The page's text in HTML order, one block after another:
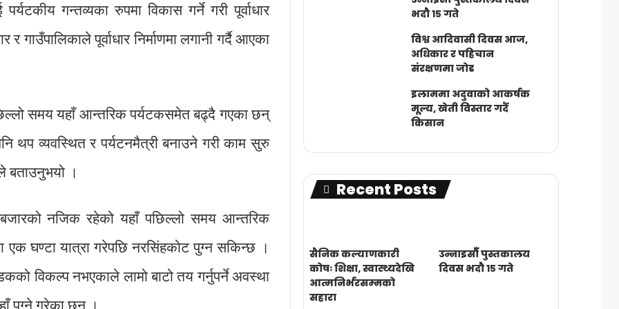
गन्तव्यका रुपमा विकास गर्ने गरी पूर्वाधार
पूर्वाधार निर्माणमा लगानी गर्दै आएका
समय यहाँ आन्तरिक पर्यटकसमेत बढ्दै गएका छन्
थप व्यवस्थित र पर्यटनमैत्री बनाउने गरी काम सुरु
बताउनुभयो ।
बजारको नजिक रहेको यहाँ पछिल्लो समय आन्तरिक
एक घण्टा यात्रा गरेपछि नरसिंहकोट पुग्न सकिन्छ ।
विकल्प नभएकाले लामो बाटो तय गर्नुपर्ने अवस्था
भदौ १५ गते
विश्व आदिवासी दिवस आज,
अधिकार र पहिचान
संरक्षणमा जोड
इलाममा अदुवाको आकर्षक
मूल्य, खेती विस्तार गर्दै
किसान
Recent Posts
सैनिक कल्याणकारी
कोषः शिक्षा, स्वास्थ्यदेखि
आत्मनिर्भरसम्मको
सहारा
उन्नाइसौँ पुस्तकालय
दिवस भदौ १५ गते